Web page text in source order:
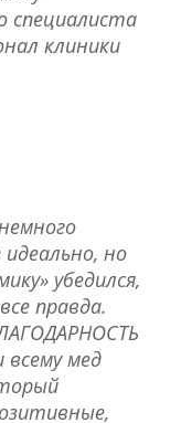
специалиста
клиники
но
убедился,
правда.
мед